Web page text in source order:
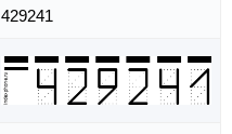
429241